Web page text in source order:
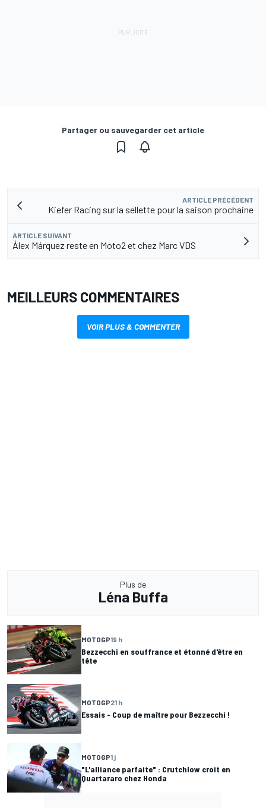
Partager ou sauvegarder cet article
ARTICLE PRÉCÉDENT
Kiefer Racing sur la sellette pour la saison prochaine
ARTICLE SUIVANT
Álex Márquez reste en Moto2 et chez Marc VDS
MEILLEURS COMMENTAIRES
VOIR PLUS & COMMENTER
Plus de
Léna Buffa
MOTOGP19 h
Bezzecchi en souffrance et étonné d'être en
tête
MOTOGP21 h
Essais - Coup de maître pour Bezzecchi !
MOTOGP1 j
"L'alliance parfaite" : Crutchlow croit en
Quartararo chez Honda